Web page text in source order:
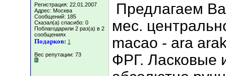
Регистрация: 22.01.2007
Адрес: Москва
Сообщений: 185
Сказал(а) спасибо: 0
Поблагодарили 2 раз(а) в 2
сообщениях
Подарков: 1
Вес репутации: 73
Предлагаем
меc.
macao - ara
ФРГ. Ласковые